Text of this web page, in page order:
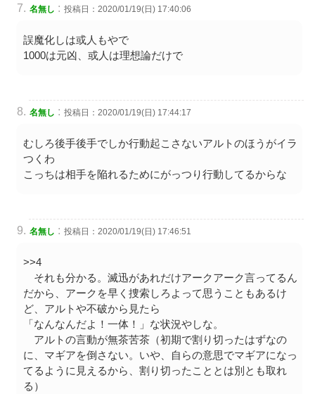
名無し : 投稿日：2020/01/19(日) 17:40:06
誤魔化しは或人もやで
1000は元凶、或人は理想論だけで
名無し : 投稿日：2020/01/19(日) 17:44:17
むしろ後手後手でしか行動起こさないアルトのほうがイラ
つくわ
こっちは相手を陥れるためにがっつり行動してるからな
名無し : 投稿日：2020/01/19(日) 17:46:51
>>4
それも分かる。滅迅があれだけアークアーク言ってるん
だから、アークを早く捜索しろよって思うこともあるけ
ど、アルトや不破から見たら
「なんなんだよ！一体！」な状況やしな。
アルトの言動が無茶苦茶（初期で割り切ったはずなの
に、マギアを倒さない。いや、自らの意思でマギアになっ
てるように見えるから、割り切ったこととは別とも取れ
る）